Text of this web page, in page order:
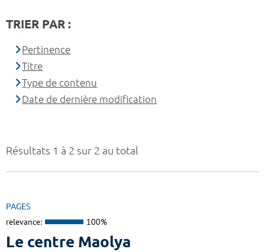
Résultats 1 à 2 sur 2 au total
PAGES
relevance: 100%
Le centre Maolya
TRIER PAR :
Pertinence
Titre
Type de contenu
Date de dernière modification